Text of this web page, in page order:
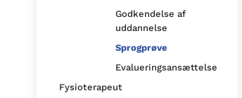
Godkendelse af
uddannelse
Sprogprøve
Evalueringsansættelse
Fysioterapeut